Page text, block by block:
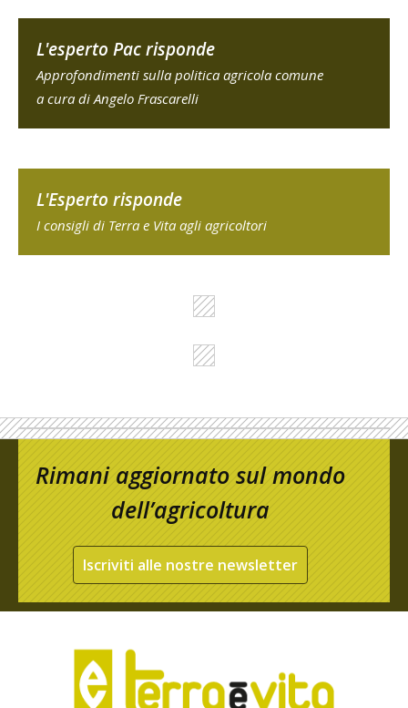
L'esperto Pac risponde
Approfondimenti sulla politica agricola comune
a cura di Angelo Frascarelli
L'Esperto risponde
I consigli di Terra e Vita agli agricoltori
Rimani aggiornato sul mondo
dell’agricoltura
Iscriviti alle nostre newsletter